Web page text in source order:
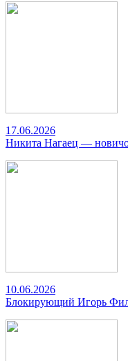
17.06.2026
Никита Нагаец —
10.06.2026
Блокирующий Игорь